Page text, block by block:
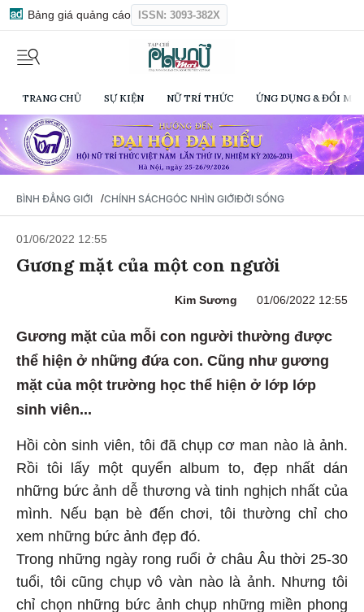
Bảng giá quảng cáo ISSN: 3093-382X
TRANG CHỦ SỰ KIỆN NỮ TRÍ THỨC ỨNG DỤNG & ĐỔI
BÌNH ĐẲNG GIỚI /CHÍNH SÁCHGÓC NHÌN GIỚIĐỜI SỐNG
01/06/2022 12:55
Gương mặt của một con người
Kim Sương 01/06/2022 12:55
Gương mặt của mỗi con người thường được
thể hiện ở những đứa con. Cũng như gương
mặt của một trường học thể hiện ở lớp lớp
sinh viên...
Hồi còn sinh viên, tôi đã chụp cơ man nào là ảnh.
Rồi tôi lấy một quyển album to, đẹp nhất dán
những bức ảnh dễ thương và tinh nghịch nhất của
mình. Nếu bạn bè đến chơi, tôi thường chỉ cho
xem những bức ảnh đẹp đó.
Trong những ngày rong ruổi ở châu Âu thời 25-30
tuổi, tôi cũng chụp vô vàn nào là ảnh. Nhưng tôi
chỉ chọn những bức ảnh chụp những miền phong